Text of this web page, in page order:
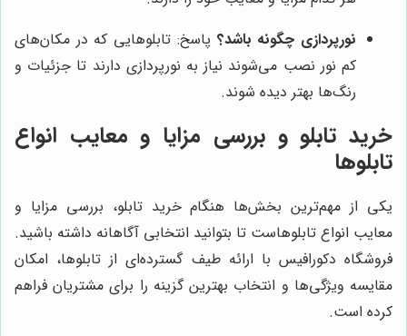
نورپردازی چگونه باشد؟ پاسخ: تابلوهایی که در مکان‌های
کم نور نصب می‌شوند نیاز به نورپردازی دارند تا جزئیات و
رنگ‌ها بهتر دیده شوند.
خرید تابلو و بررسی مزایا و معایب انواع
تابلوها
یکی از مهم‌ترین بخش‌ها هنگام خرید تابلو، بررسی مزایا و
معایب انواع تابلوهاست تا بتوانید انتخابی آگاهانه داشته باشید.
فروشگاه دکورافیس با ارائه طیف گسترده‌ای از تابلوها، امکان
مقایسه ویژگی‌ها و انتخاب بهترین گزینه را برای مشتریان فراهم
کرده است.